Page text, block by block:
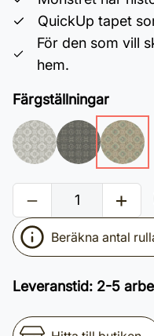
QuickUp tapet
För den som vill
hem.
Färgställningar
Beräkna antal
Leveranstid: 2-5